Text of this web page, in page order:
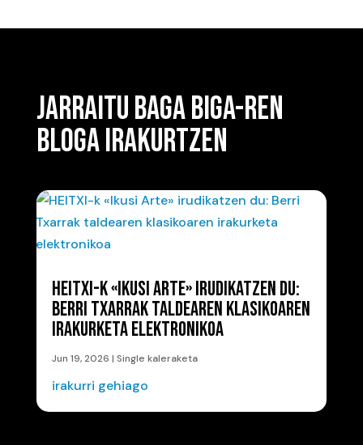
JARRAITU BAGA BIGA-REN
BLOGA IRAKURTZEN
HEITXI-K «IKUSI ARTE» IRUDIKATZEN DU:
BERRI TXARRAK TALDEAREN KLASIKOAREN
IRAKURKETA ELEKTRONIKOA
Jun 19, 2026 | Single kaleraketa
irakurri gehiago